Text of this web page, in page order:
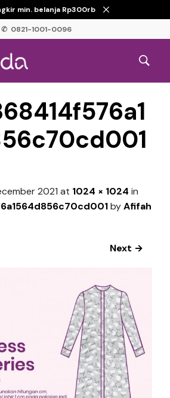
min. belanja Rp300rb
✆ 0821-1001-0096
2021 at 1024 × 1024 in
byAfifah
Next →